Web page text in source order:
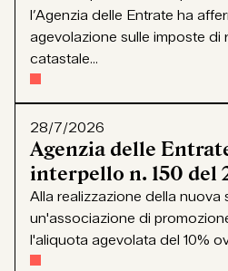
l’Agenzia delle Entrate ha
agevolazione sulle imposte di
catastale...
28/7/2026
Agenzia delle
interpello n. 150 del
Alla realizzazione della nuova
un'associazione di
l'aliquota agevolata del 10%